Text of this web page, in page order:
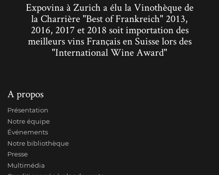
Expovina à Zurich a élu la Vinothèque de
la Charrière "Best of Frankreich" 2013,
2016, 2017 et 2018 soit importation des
meilleurs vins Français en Suisse lors des
"International Wine Award"
A propos
Présentation
Notre équipe
Événements
Notre bibliothèque
Presse
Multimédia